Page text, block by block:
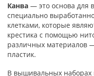
Канва — это основа для
специально
клетками, которые
крестика с помощью
различных материалов
пластик.
В вышивальных наборах